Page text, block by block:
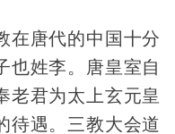
在唐代的中国十分
也姓李。唐皇室自
老君为太上玄元皇
待遇。三教大会道